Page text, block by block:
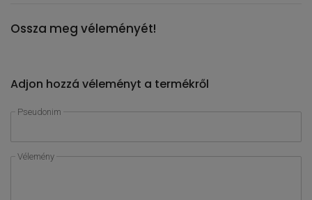
Ossza meg véleményét!
Adjon hozzá véleményt a termékről
Pseudonim
Vélemény